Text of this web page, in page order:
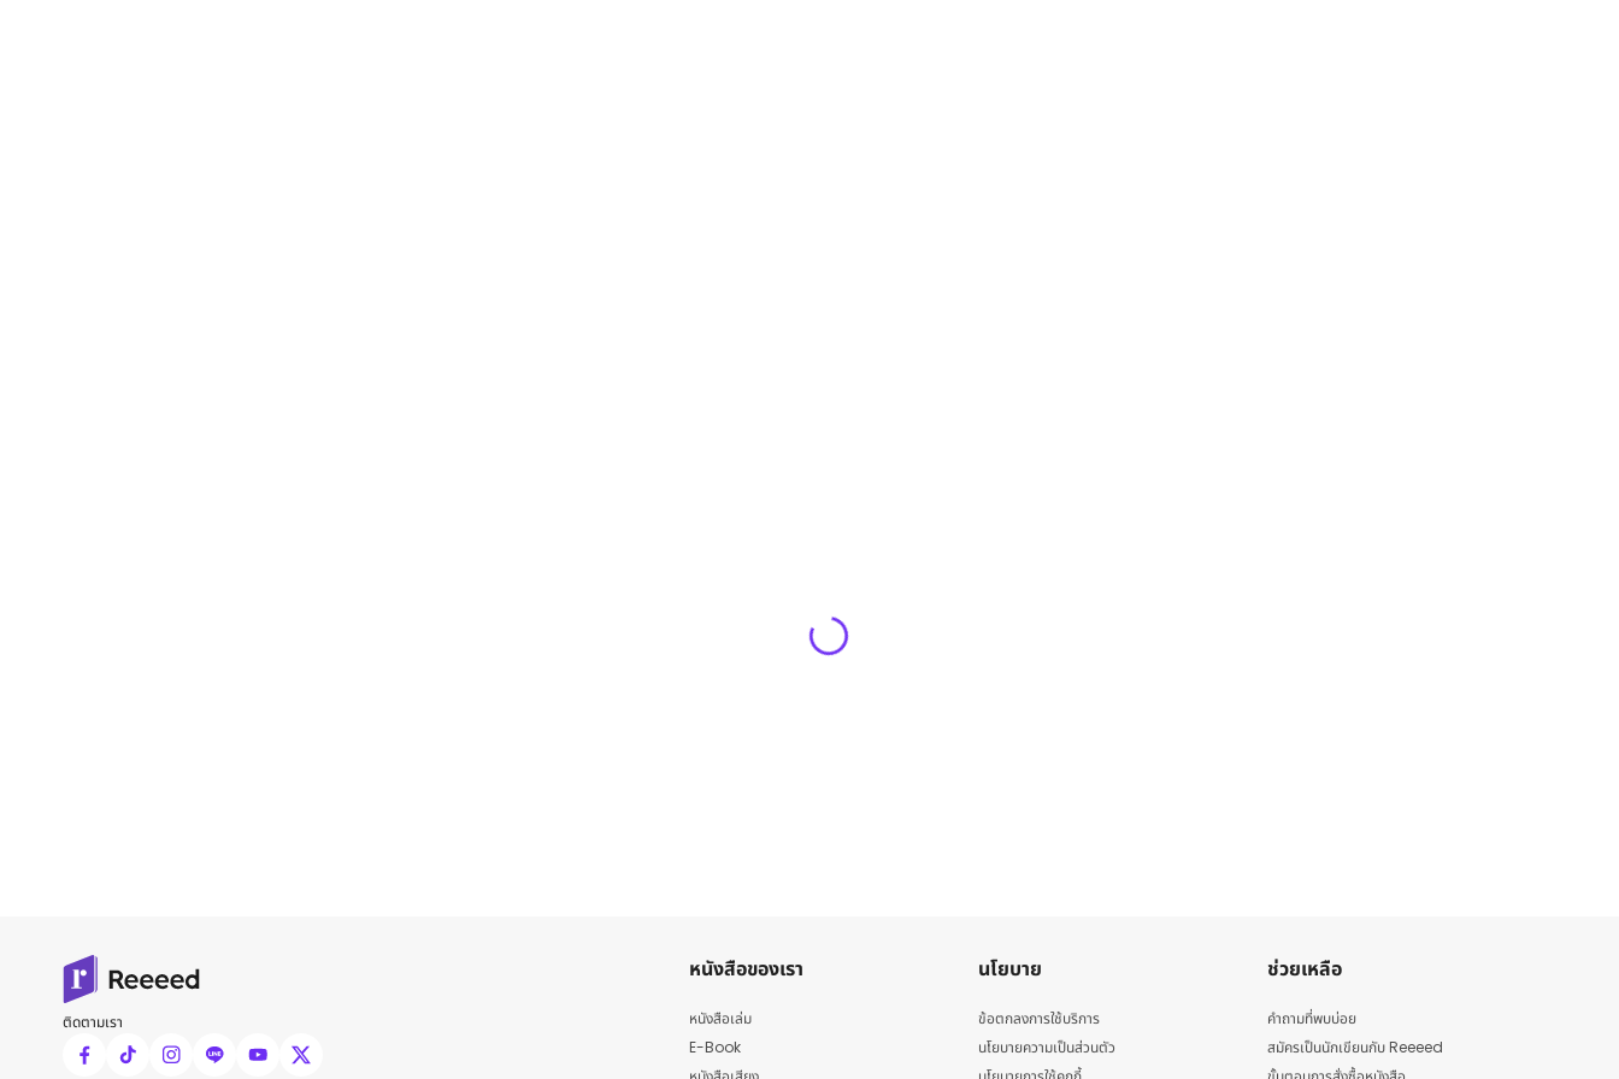
ติดตามเรา
หนังสือของเรา
หนังสือเล่ม
E-Book
นโยบาย
ข้อตกลงการใช้บริการ
นโยบายความเป็นส่วนตัว
ช่วยเหลือ
คำถามที่พบบ่อย
สมัครเป็นนักเขียนกับ Reeeed